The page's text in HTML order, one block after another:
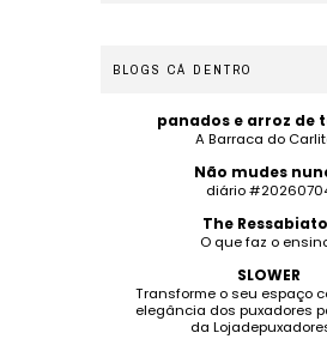
BLOGS CÁ DENTRO
panados e arroz de
A Barraca do
Não mudes
diário
The
O que faz o
SLOWER
Transforme o seu espaço
elegância dos puxadores
da